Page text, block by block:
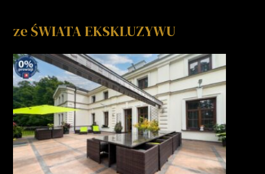
ze ŚWIATA EKSKLUZYWU